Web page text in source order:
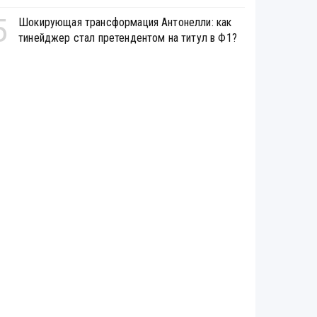
Шокирующая трансформация Антонелли: как
тинейджер стал претендентом на титул в Ф1?